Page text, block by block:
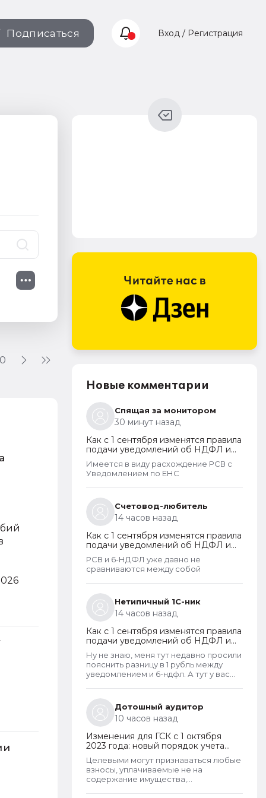
Подписаться Вход / Регистрация
Новые комментарии
Спящая за монитором
30 минут назад
Как с 1 сентября изменятся правила
подачи уведомлений об НДФЛ и
страховых взносах
Имеется в виду расхождение РСВ с
Уведомлением по ЕНС
Счетовод-любитель
14 часов назад
Как с 1 сентября изменятся правила
подачи уведомлений об НДФЛ и
страховых взносах
РСВ и 6-НДФЛ уже давно не
сравниваются между собой
Нетипичный 1С-ник
14 часов назад
Как с 1 сентября изменятся правила
подачи уведомлений об НДФЛ и
страховых взносах
Ну не знаю, меня тут недавно просили
пояснить разницу в 1 рубль между
уведомлением и 6-ндфл. А тут у вас
Дотошный аудитор
10 часов назад
Изменения для ГСК с 1 октября
2023 года: новый порядок учета
поступающих взносов, открытие
расчетных счетов и переход на
применение бухгалтерского ПО
Целевыми могут признаваться любые
взносы, уплачиваемые не на
содержание имущества,